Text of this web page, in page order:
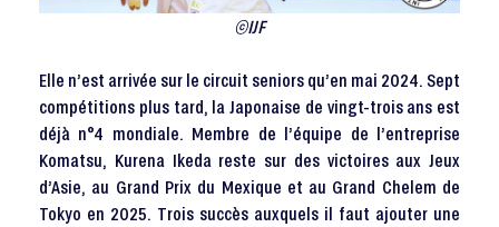
©IJF
Elle n’est arrivée sur le circuit seniors qu’en mai 2024. Sept
compétitions plus tard, la Japonaise de vingt-trois ans est
déjà n°4 mondiale. Membre de l’équipe de l’entreprise
Komatsu, Kurena Ikeda reste sur des victoires aux Jeux
d’Asie, au Grand Prix du Mexique et au Grand Chelem de
Tokyo en 2025. Trois succès auxquels il faut ajouter une